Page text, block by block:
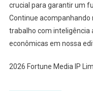
crucial para garantir um
Continue acompanhando
trabalho com
econômicas em nossa
2026 Fortune Media IP